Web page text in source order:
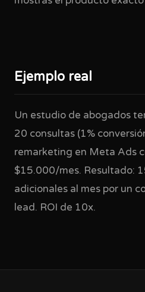
Ejemplo real
Un estudio de abogados
20 consultas (1%
remarketing en Meta Ads
$15.000/mes. Resultado:
adicionales al mes por un
lead. ROI de 10x.